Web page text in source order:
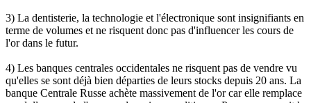
3) La dentisterie, la technologie et l'électronique sont insignifiants en
terme de volumes et ne risquent donc pas d'influencer les cours de
l'or dans le futur.
4) Les banques centrales occidentales ne risquent pas de vendre vu
qu'elles se sont déjà bien départies de leurs stocks depuis 20 ans. La
banque Centrale Russe achète massivement de l'or car elle remplace